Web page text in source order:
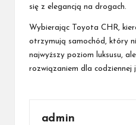
się z elegancją na drogach.
Wybierając Toyota CHR,
otrzymują samochód, który
najwyższy poziom luksusu,
rozwiązaniem dla codziennej
admin